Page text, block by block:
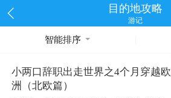
目的地攻略
游记
智能排序
小两口辞职出走世界之4个月穿越欧
洲（北欧篇）